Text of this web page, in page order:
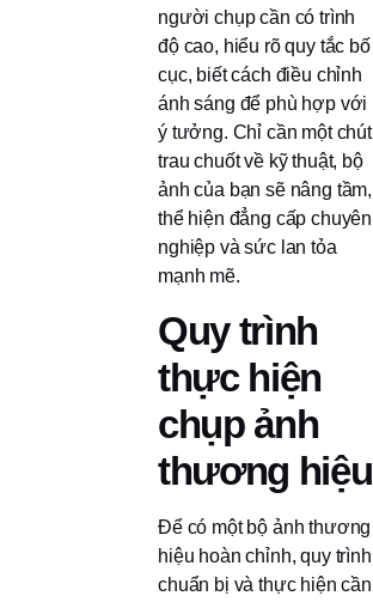
người chụp cần có trình
độ cao, hiểu rõ quy tắc bố
cục, biết cách điều chỉnh
ánh sáng để phù hợp với
ý tưởng. Chỉ cần một chút
trau chuốt về kỹ thuật, bộ
ảnh của bạn sẽ nâng tầm,
thể hiện đẳng cấp chuyên
nghiệp và sức lan tỏa
mạnh mẽ.
Quy trình
thực hiện
chụp ảnh
thương hiệu
Để có một bộ ảnh thương
hiệu hoàn chỉnh, quy trình
chuẩn bị và thực hiện cần